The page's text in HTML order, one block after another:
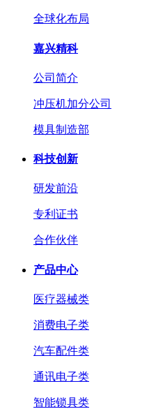
全球化布局
嘉兴精科
公司简介
冲压机加分公司
模具制造部
科技创新
研发前沿
专利证书
合作伙伴
产品中心
医疗器械类
消费电子类
汽车配件类
通讯电子类
智能锁具类